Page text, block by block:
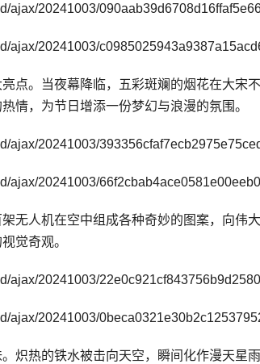
点。当夜幕降临，五彩斑斓的烟花在大宋
情，为节日增添一份梦幻与浪漫的氛围。
无人机在空中组成各种奇妙的图案，向伟
觉奇观。
炽热的铁水被击向天空，瞬间化作漫天星